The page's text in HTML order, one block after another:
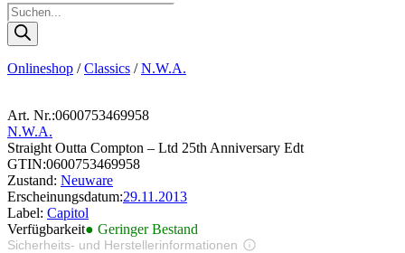
Products
search
Onlineshop /Classics /N.W.A.
Art. Nr.:0600753469958
N.W.A.
Straight Outta Compton – Ltd 25th Anniversary Edt
GTIN:0600753469958
Zustand: Neuware
Erscheinungsdatum:29.11.2013
Label: Capitol
Verfügbarkeit● Geringer Bestand
Sicherheits- und Herstellerinformationen